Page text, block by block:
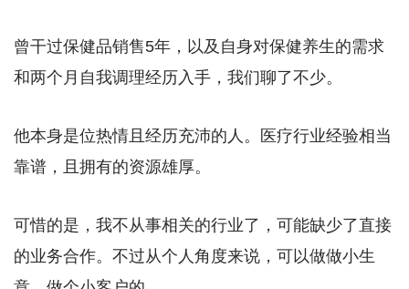
曾干过保健品销售5年，以及自身对保健养生的需求
和两个月自我调理经历入手，我们聊了不少。
他本身是位热情且经历充沛的人。医疗行业经验相当
靠谱，且拥有的资源雄厚。
可惜的是，我不从事相关的行业了，可能缺少了直接
的业务合作。不过从个人角度来说，可以做做小生